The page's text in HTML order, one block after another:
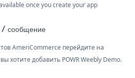
once you create your app
/ сообщение
AmeriCommerce перейдите на
хотите добавить POWR Weebly Demo.